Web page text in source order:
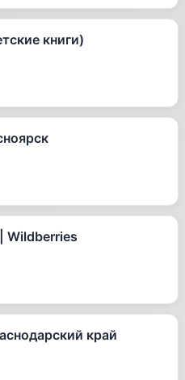
книги)
Wildberries
край